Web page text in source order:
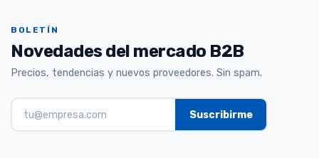
BOLETÍN
Novedades del mercado B2B
Precios, tendencias y nuevos proveedores. Sin spam.